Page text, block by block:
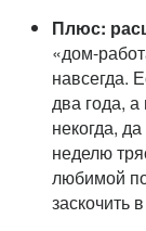
Плюс:
«дом-
навсегда.
два года,
некогда,
неделю
любимой
заскочить